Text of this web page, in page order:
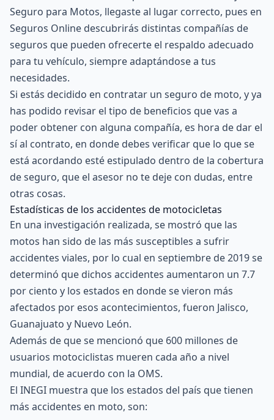
Seguro para Motos, llegaste al lugar correcto, pues en
Seguros Online descubrirás distintas compañías de
seguros que pueden ofrecerte el respaldo adecuado
para tu vehículo, siempre adaptándose a tus
necesidades.
Si estás decidido en contratar un seguro de moto, y ya
has podido revisar el tipo de beneficios que vas a
poder obtener con alguna compañía, es hora de dar el
sí al contrato, en donde debes verificar que lo que se
está acordando esté estipulado dentro de la cobertura
de seguro, que el asesor no te deje con dudas, entre
otras cosas.
Estadísticas de los accidentes de motocicletas
En una investigación realizada, se mostró que las
motos han sido de las más susceptibles a sufrir
accidentes viales, por lo cual en septiembre de 2019 se
determinó que dichos accidentes aumentaron un 7.7
por ciento y los estados en donde se vieron más
afectados por esos acontecimientos, fueron Jalisco,
Guanajuato y Nuevo León.
Además de que se mencionó que 600 millones de
usuarios motociclistas mueren cada año a nivel
mundial, de acuerdo con la OMS.
El INEGI muestra que los estados del país que tienen
más accidentes en moto, son: